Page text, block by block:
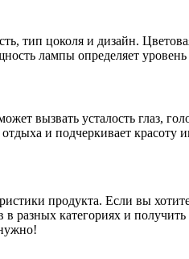
цоколя и дизайн.
лампы определяет
вызвать усталость глаз,
и подчеркивает красоту
продукта. Если вы
разных категориях и